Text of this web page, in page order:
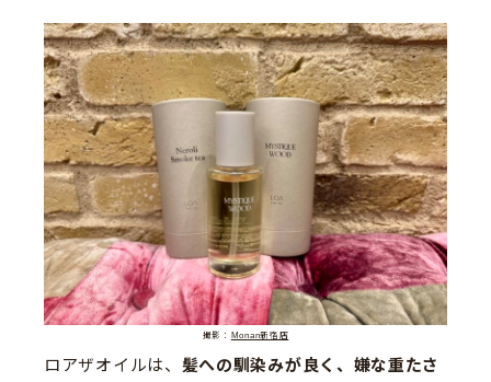
撮影： Monan新宿店
ロアザオイルは、 髪への馴染みが良く、嫌な重たさ